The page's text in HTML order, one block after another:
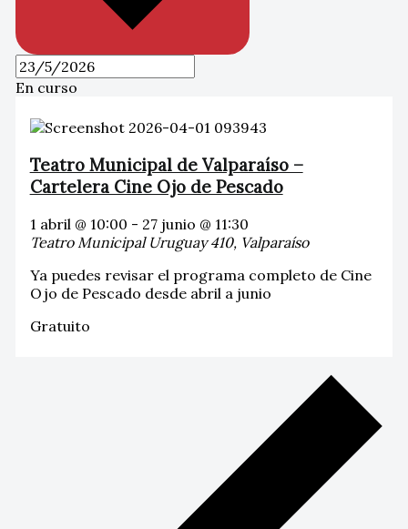
En curso
Teatro Municipal de Valparaíso –
Cartelera Cine Ojo de Pescado
1 abril @ 10:00 - 27 junio @ 11:30
Teatro Municipal Uruguay 410, Valparaíso
Ya puedes revisar el programa completo de Cine
Ojo de Pescado desde abril a junio
Gratuito